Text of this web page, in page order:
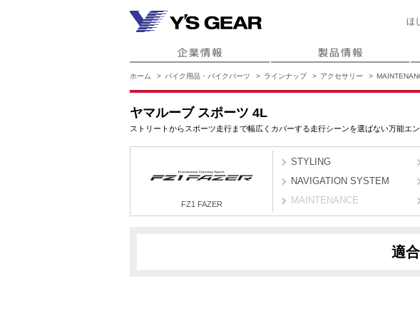
ほ
ホーム バイク用品・バイクパーツ ラインナップ アクセサリー
ヤマルーブ スポーツ 4L
ストリートからスポーツ走行まで幅広くカバーする走行シーンを選ばない万能エ
FZ1 FAZER
STYLING
NAVIGATION SYSTEM
MAINTENANCE
適